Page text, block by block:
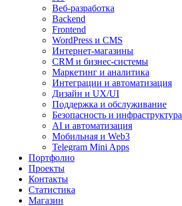
Веб-разработка
Backend
Frontend
WordPress и CMS
Интернет-магазины
CRM и бизнес-системы
Маркетинг и аналитика
Интеграции и автоматизация
Дизайн и UX/UI
Поддержка и обслуживание
Безопасность и инфраструктура
AI и автоматизация
Мобильная и Web3
Telegram Mini Apps
Портфолио
Проекты
Контакты
Статистика
Магазин